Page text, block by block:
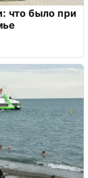
что было при